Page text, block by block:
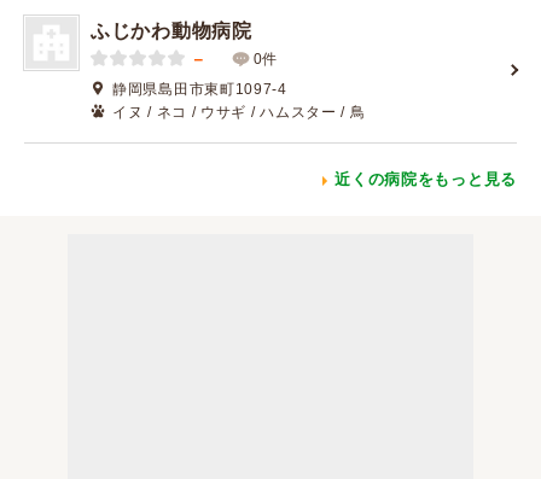
ふじかわ動物病院
－
0件
静岡県島田市東町1097-4
イヌ / ネコ / ウサギ / ハムスター / 鳥
近くの病院をもっと見る